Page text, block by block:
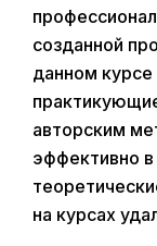
Ремонт
порогов
Шумоизоляция
Покрытие
жидким
стеклом
Покрытие
нанокерамикой
Подготовка
созданной
данном
авторским
эффективно в
на курсах